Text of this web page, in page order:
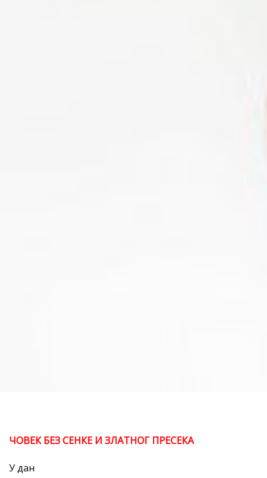
ЧОВЕК БЕЗ СЕНКЕ И ЗЛАТНОГ ПРЕСЕКА
У дан